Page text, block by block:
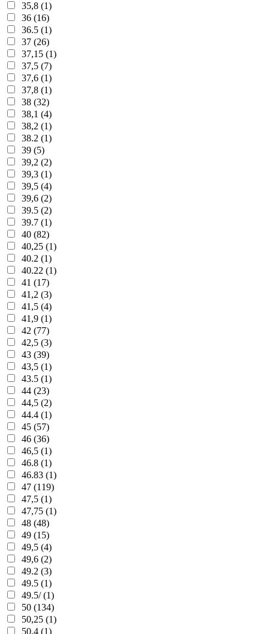
35,8 (1)
36 (16)
36.5 (1)
37 (26)
37,15 (1)
37,5 (7)
37,6 (1)
37,8 (1)
38 (32)
38,1 (4)
38,2 (1)
38.2 (1)
39 (5)
39,2 (2)
39,3 (1)
39,5 (4)
39,6 (2)
39.5 (2)
39.7 (1)
40 (82)
40,25 (1)
40.2 (1)
40.22 (1)
41 (17)
41,2 (3)
41,5 (4)
41,9 (1)
42 (77)
42,5 (3)
43 (39)
43,5 (1)
43.5 (1)
44 (23)
44,5 (2)
44.4 (1)
45 (57)
46 (36)
46,5 (1)
46.8 (1)
46.83 (1)
47 (119)
47,5 (1)
47,75 (1)
48 (48)
49 (15)
49,5 (4)
49,6 (2)
49.2 (3)
49.5 (1)
49.5/ (1)
50 (134)
50,25 (1)
50,4 (1)